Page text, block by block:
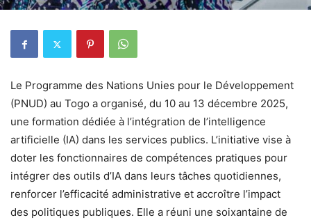
Le Programme des Nations Unies pour le Développement
(PNUD) au Togo a organisé, du 10 au 13 décembre 2025,
une formation dédiée à l’intégration de l’intelligence
artificielle (IA) dans les services publics. L’initiative vise à
doter les fonctionnaires de compétences pratiques pour
intégrer des outils d’IA dans leurs tâches quotidiennes,
renforcer l’efficacité administrative et accroître l’impact
des politiques publiques. Elle a réuni une soixantaine de